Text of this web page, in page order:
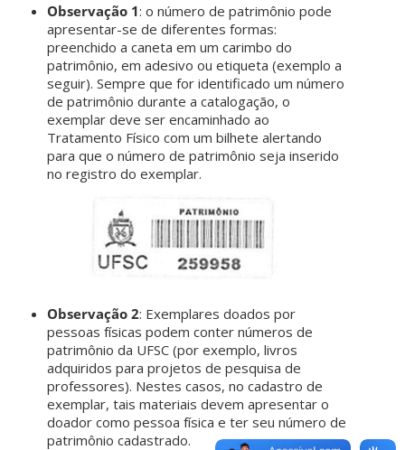
Observação 1: o número de patrimônio pode
apresentar-se de diferentes formas:
preenchido a caneta em um carimbo do
patrimônio, em adesivo ou etiqueta (exemplo a
seguir). Sempre que for identificado um número
de patrimônio durante a catalogação, o
exemplar deve ser encaminhado ao
Tratamento Físico com um bilhete alertando
para que o número de patrimônio seja inserido
no registro do exemplar.
Observação 2: Exemplares doados por
pessoas físicas podem conter números de
patrimônio da UFSC (por exemplo, livros
adquiridos para projetos de pesquisa de
professores). Nestes casos, no cadastro de
exemplar, tais materiais devem apresentar o
doador como pessoa física e ter seu número de
patrimônio cadastrado.